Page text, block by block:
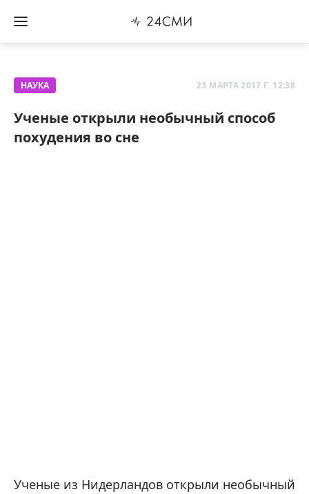
НАУКА 23 МАРТА 2017 Г. 12:38
Ученые открыли необычный способ
похудения во сне
Ученые из Нидерландов открыли необычный